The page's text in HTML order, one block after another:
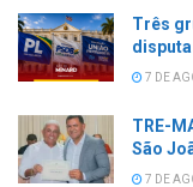
Três
7 DE
TRE-
São
7 DE